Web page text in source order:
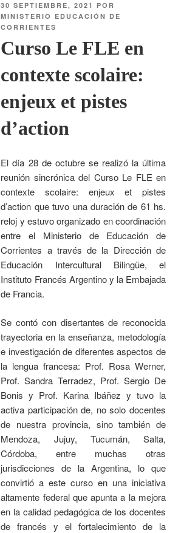
30 SEPTIEMBRE, 2021
POR
MINISTERIO EDUCACIÓN DE
CORRIENTES
Curso Le FLE en
contexte scolaire:
enjeux et pistes
d’action
El día 28 de octubre se realizó la última
reunión sincrónica del Curso Le FLE en
contexte scolaire: enjeux et pistes
d’action que tuvo una duración de 61 hs.
reloj y estuvo organizado en coordinación
entre el Ministerio de Educación de
Corrientes a través de la Dirección de
Educación Intercultural Bilingüe, el
Instituto Francés Argentino y la Embajada
de Francia.
Se contó con disertantes de reconocida
trayectoria en la enseñanza, metodología
e investigación de diferentes aspectos de
la lengua francesa: Prof. Rosa Werner,
Prof. Sandra Terradez, Prof. Sergio De
Bonis y Prof. Karina Ibáñez y tuvo la
activa participación de, no solo docentes
de nuestra provincia, sino también de
Mendoza, Jujuy, Tucumán, Salta,
Córdoba, entre muchas otras
jurisdicciones de la Argentina, lo que
convirtió a este curso en una iniciativa
altamente federal que apunta a la mejora
en la calidad pedagógica de los docentes
de francés y el fortalecimiento de la